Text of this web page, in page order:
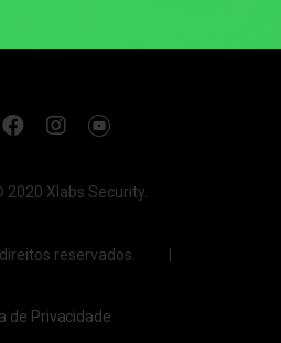
2020 Xlabs Security.
reservados. |
de Privacidade